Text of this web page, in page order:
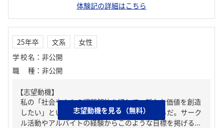
体験記の詳細はこちら
25年卒 文系
女性
学校名 ： 非公開
職種 ： 非公開
【志望動機】
私の「社会や人々の課題解決を通して、新たな価値を創造
したい」という目標が実現出来ると考えるからだ。サーク
ル活動やアルバイトの経験からこのような目標を掲げる...
志望動機を見る（無料）